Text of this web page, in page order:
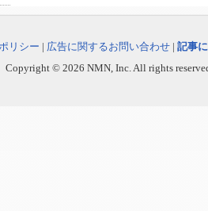
リシー | 広告に関するお問い合わせ | 記事
Copyright © 2026 NMN, Inc. All rights